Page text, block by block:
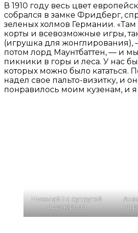
В 1910 году весь цвет
собрался в замке Фридберг,
зеленых холмов Германии.
корты и всевозможные игры,
(игрушка для жонглирования),
потом лорд Маунтбаттен, — и
пикники в горы и леса. У нас
которых можно было кататься.
надел свое пальто-визитку, и
понравилось моим кузенам, и
Николай II с супругой
и дочерьми